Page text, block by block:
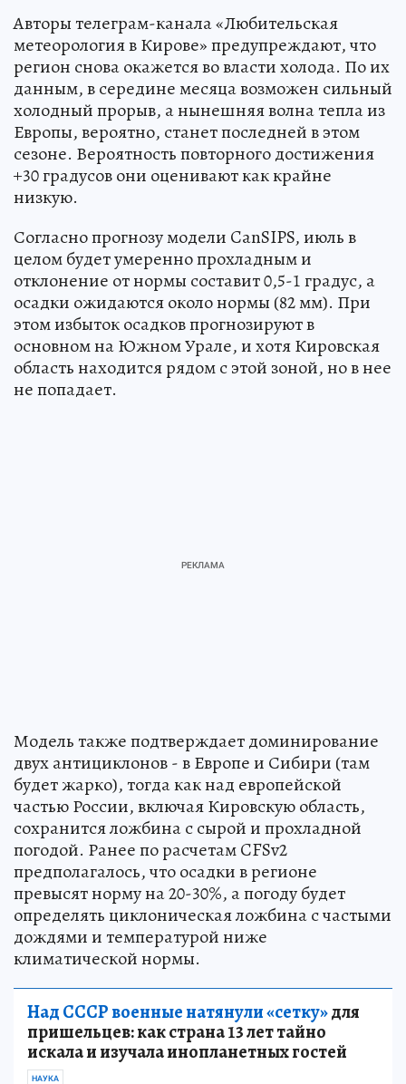
Авторы телеграм-канала «Любительская
метеорология в Кирове» предупреждают, что
регион снова окажется во власти холода. По их
данным, в середине месяца возможен сильный
холодный прорыв, а нынешняя волна тепла из
Европы, вероятно, станет последней в этом
сезоне. Вероятность повторного достижения
+30 градусов они оценивают как крайне
низкую.
Согласно прогнозу модели CanSIPS, июль в
целом будет умеренно прохладным и
отклонение от нормы составит 0,5-1 градус, а
осадки ожидаются около нормы (82 мм). При
этом избыток осадков прогнозируют в
основном на Южном Урале, и хотя Кировская
область находится рядом с этой зоной, но в нее
не попадает.
Модель также подтверждает доминирование
двух антициклонов - в Европе и Сибири (там
будет жарко), тогда как над европейской
частью России, включая Кировскую область,
сохранится ложбина с сырой и прохладной
погодой. Ранее по расчетам CFSv2
предполагалось, что осадки в регионе
превысят норму на 20-30%, а погоду будет
определять циклоническая ложбина с частыми
дождями и температурой ниже
климатической нормы.
Над СССР военные натянули «сетку»для
пришельцев: как страна 13 лет тайно
искала и изучала инопланетных гостей
НАУКА